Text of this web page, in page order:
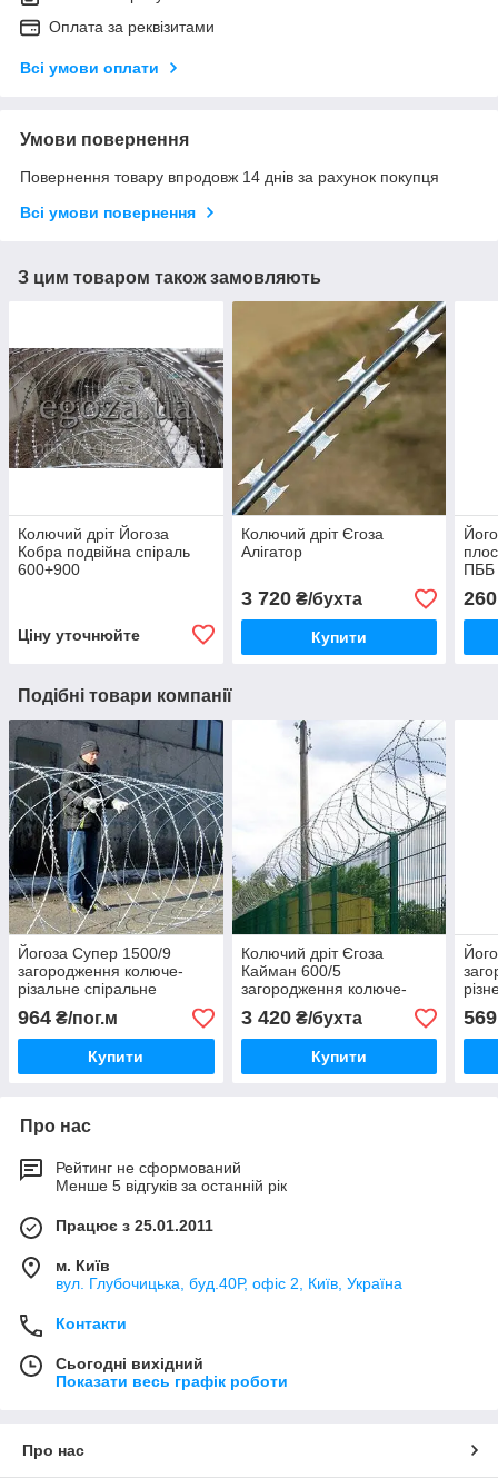
Оплата за реквізитами
Всі умови оплати
Умови повернення
Повернення товару впродовж 14 днів за рахунок покупця
Всі умови повернення
З цим товаром також замовляють
Колючий дріт Йогоза
Кобра подвійна спіраль
600+900
Ціну уточнюйте
Колючий дріт Єгоза
Алігатор
3 720₴/бухта
Купити
ПББ
260
Подібні товари компанії
Йогоза Супер 1500/9
загородження колюче-
різальне спіральне
964 ₴/пог.м
Купити
Колючий дріт Єгоза
Кайман 600/5
загородження колюче-
3 420₴/бухта
Купити
569
Про нас
Рейтинг не сформований
Менше 5 відгуків за останній рік
Працює з 25.01.2011
м. Київ
вул. Глубочицька, буд.40Р, офіс 2, Київ, Україна
Контакти
Сьогодні вихідний
Показати весь графік роботи
Про нас